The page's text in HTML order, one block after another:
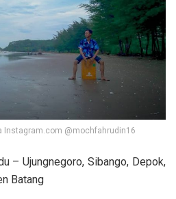
Instagram.com @mochfahrudin16
– Ujungnegoro, Sibango, Depok,
Batang